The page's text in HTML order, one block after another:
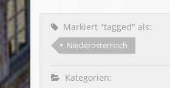
Markiert "tagged" als:
Niederösterreich
Kategorien: